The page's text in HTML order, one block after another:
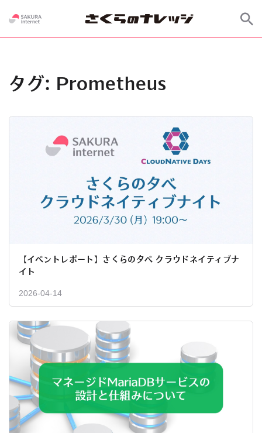
タグ: Prometheus
【イベントレポート】さくらの夕べ クラウドネイティブナ
イト
2026-04-14